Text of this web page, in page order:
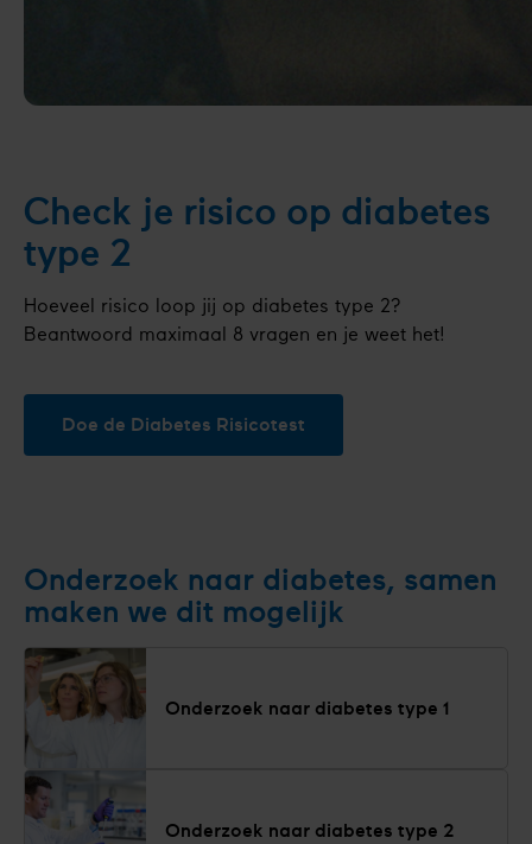
Check je risico op diabetes
type 2
Hoeveel risico loop jij op diabetes type 2?
Beantwoord maximaal 8 vragen en je weet het!
Doe de Diabetes Risicotest
Onderzoek naar diabetes, samen
maken we dit mogelijk
Onderzoek naar diabetes type 1
Onderzoek naar diabetes type 2